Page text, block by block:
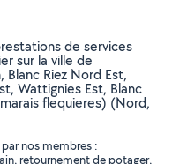
de services
sur la ville de
Riez Nord Est,
Wattignies Est, Blanc
flequieres) (Nord,
nos membres :
retournement de potager,